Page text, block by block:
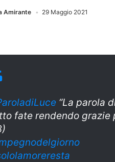
Amirante 29 Maggio 2021
“La parola
fate rendendo grazie